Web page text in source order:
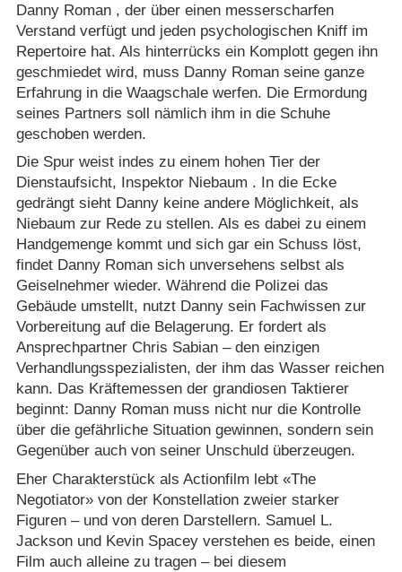
Danny Roman , der über einen messerscharfen
Verstand verfügt und jeden psychologischen Kniff im
Repertoire hat. Als hinterrücks ein Komplott gegen ihn
geschmiedet wird, muss Danny Roman seine ganze
Erfahrung in die Waagschale werfen. Die Ermordung
seines Partners soll nämlich ihm in die Schuhe
geschoben werden.
Die Spur weist indes zu einem hohen Tier der
Dienstaufsicht, Inspektor Niebaum . In die Ecke
gedrängt sieht Danny keine andere Möglichkeit, als
Niebaum zur Rede zu stellen. Als es dabei zu einem
Handgemenge kommt und sich gar ein Schuss löst,
findet Danny Roman sich unversehens selbst als
Geiselnehmer wieder. Während die Polizei das
Gebäude umstellt, nutzt Danny sein Fachwissen zur
Vorbereitung auf die Belagerung. Er fordert als
Ansprechpartner Chris Sabian – den einzigen
Verhandlungsspezialisten, der ihm das Wasser reichen
kann. Das Kräftemessen der grandiosen Taktierer
beginnt: Danny Roman muss nicht nur die Kontrolle
über die gefährliche Situation gewinnen, sondern sein
Gegenüber auch von seiner Unschuld überzeugen.
Eher Charakterstück als Actionfilm lebt «The
Negotiator» von der Konstellation zweier starker
Figuren – und von deren Darstellern. Samuel L.
Jackson und Kevin Spacey verstehen es beide, einen
Film auch alleine zu tragen – bei diesem